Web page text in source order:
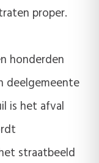
proper.
honderden
deelgemeente
is het afval
straatbeeld